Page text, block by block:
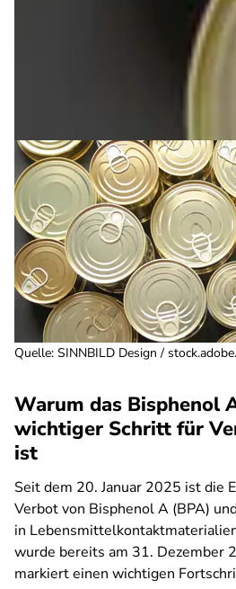
Quelle: SINNBILD Design /
Warum das Bisphenol
wichtiger Schritt für
ist
Seit dem 20. Januar 2025 ist die
Verbot von Bisphenol A (BPA)
in
wurde bereits am 31. Dezember
markiert einen wichtigen